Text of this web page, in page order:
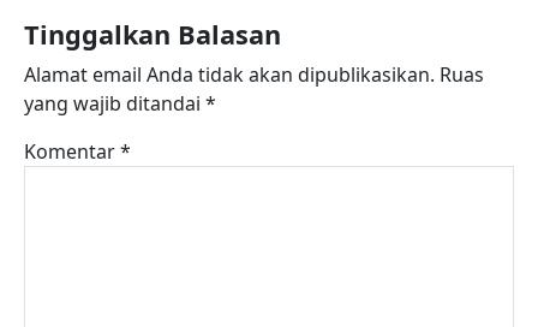
Tinggalkan Balasan
Alamat email Anda tidak akan dipublikasikan. Ruas
yang wajib ditandai *
Komentar*